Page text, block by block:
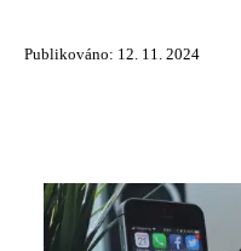
Publikováno: 12. 11. 2024